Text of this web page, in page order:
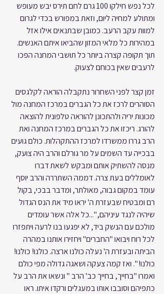
לכל נפש חילקו 100 גרם לחם תירס יבש מעופש
ומתולע למחיה ליום, וזאת במפורש בכדי לגרום
למוות עקב הרעב. כמובן שבתנאים אילו אזל
במהירות כל מלאי המזון שהביאו איתם האנשים.
תוך תקופה קצרה ביותר כל תושבי המחנה הפכו
לרעבים שאין בכוחם לצעוק.
זמן קצר לפני השחרור נתקבלה הוראה לקלגסים
הסוהרים לרכז את כל הגברים במרכז המחנה מול
מכונות יריה ולהתכונן להוראה טלפונית להוצאה
להורג. ריכזו את כל הגברים במרכז המחנה ואת
הרב גררו ממשרדו למרכז ההתקהלות. כולם גועים
בבכייה עד השמים על מר גורלם והרב היה צועק,
מנסה להשתיק אותם ומבקש לשאת דברו
לאומללים בעת צרה. דממה השתררה והרב יוסף
עומד במקום גבוה, מאולתר, ומדבר בבכי, בקול
רם ומבטיח שבעזרת ה' יראו מיד את הנס הגדול
שיהיה לנגד עיניהם, "...כל אלה אשר עומדים
מולכם עם הנשק ביד, לא יפגעו בנו לרעה ויתפזרו
לכל רוח ויבואו "החברים" ויחזירו אותנו במהרה
הביתה ובעזרת ה' נעלה כולנו ארצה. כולנו! כולנו!
כולנו! ". ואז קמה צעקה ושאגה גדולה מפי כולם
ואמרו "בחייך, בחייך כב' הרב " ונשאו את הרב על
כתפיהם וסובבו אותו במעגלים ורקדו איתו. ראו